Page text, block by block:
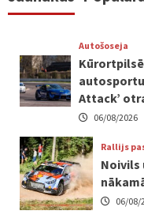
Autošoseja
Attack’
06/08/2026
Rallijs
Noivils
06/08/